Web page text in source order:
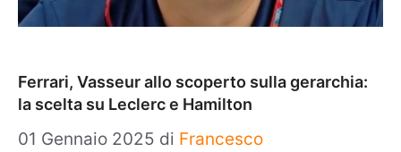
Ferrari, Vasseur allo scoperto sulla gerarchia:
la scelta su Leclerc e Hamilton
01 Gennaio 2025 di Francesco